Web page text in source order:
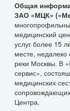
Общая
ЗАО «МЦК»
медицинский
услуг более 15
месте,
реки Москвы. В
сервис»,
медицинских
Центра.